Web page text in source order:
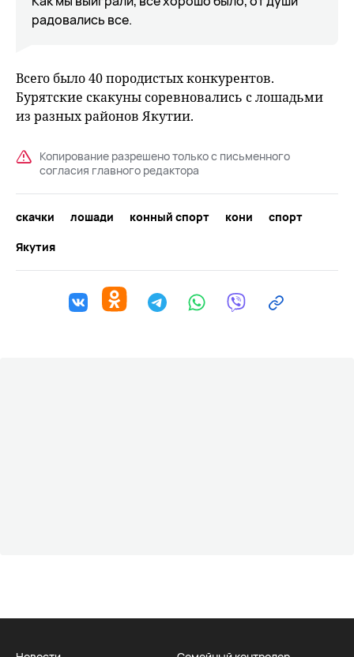
радовались все.
Всего было 40 породистых конкурентов.
Бурятские скакуны соревновались с лошадьми
из разных районов Якутии.
Копирование разрешено только с письменного
согласия главного редактора
скачки лошади конный спорт кони
спорт
Якутия